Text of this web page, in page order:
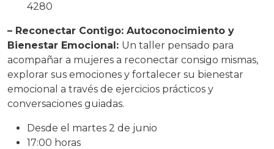
4280
– Reconectar Contigo: Autoconocimiento y
Bienestar Emocional: Un taller pensado para
acompañar a mujeres a reconectar consigo mismas,
explorar sus emociones y fortalecer su bienestar
emocional a través de ejercicios prácticos y
conversaciones guiadas.
Desde el martes 2 de junio
17:00 horas